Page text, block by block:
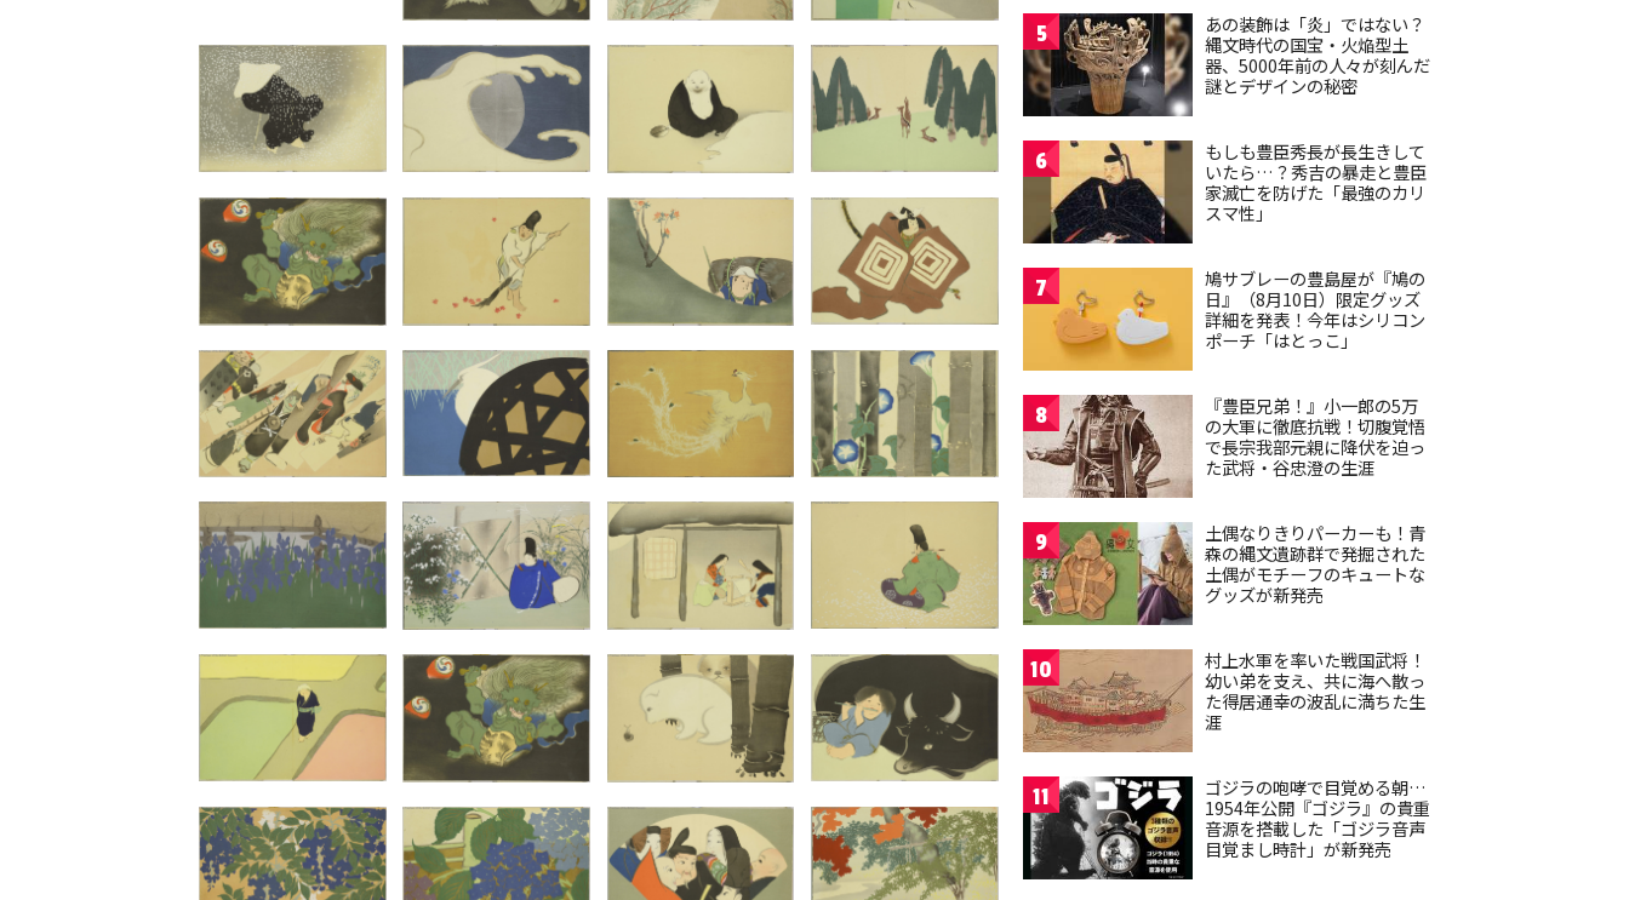
5
あの装飾は「炎」ではない？
縄文時代の国宝・火焔型土
器、5000年前の人々が刻んだ
謎とデザインの秘密
6
もしも豊臣秀長が長生きして
いたら…？秀吉の暴走と豊臣
家滅亡を防げた「最強のカリ
スマ性」
7
鳩サブレーの豊島屋が『鳩の
日』（8月10日）限定グッズ
詳細を発表！今年はシリコン
ポーチ「はとっこ」
8
『豊臣兄弟！』小一郎の5万
の大軍に徹底抗戦！切腹覚悟
で長宗我部元親に降伏を迫っ
た武将・谷忠澄の生涯
9
土偶なりきりパーカーも！青
森の縄文遺跡群で発掘された
土偶がモチーフのキュートな
グッズが新発売
10
村上水軍を率いた戦国武将！
幼い弟を支え、共に海へ散っ
た得居通幸の波乱に満ちた生
涯
11
ゴジラの咆哮で目覚める朝…
1954年公開『ゴジラ』の貴重
音源を搭載した「ゴジラ音声
目覚まし時計」が新発売